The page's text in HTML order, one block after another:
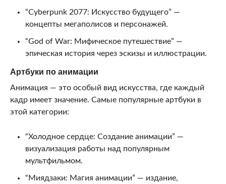
“Cyberpunk 2077: Искусство будущего” —
концепты мегаполисов и персонажей.
“God of War: Мифическое путешествие” —
эпическая история через эскизы и иллюстрации.
Артбуки по анимации
Анимация — это особый вид искусства, где каждый
кадр имеет значение. Самые популярные артбуки в
этой категории:
“Холодное сердце: Создание анимации” —
визуализация работы над популярным
мультфильмом.
“Миядзаки: Магия анимации” — издание,